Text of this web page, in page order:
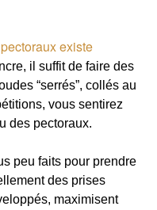
existe
il suffit de faire des
“serrés”, collés au
vous sentirez
des pectoraux.
peu faits pour prendre
des prises
maximisent